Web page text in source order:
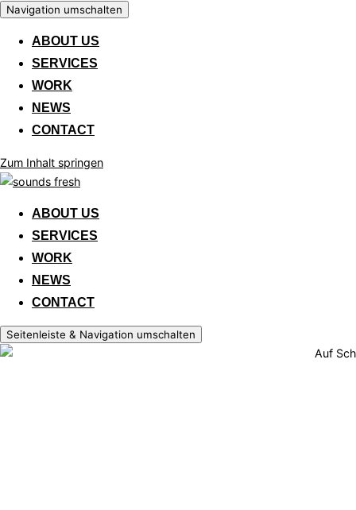
Navigation umschalten
ABOUT US
SERVICES
WORK
NEWS
CONTACT
Zum Inhalt springen
ABOUT US
SERVICES
WORK
NEWS
CONTACT
Seitenleiste & Navigation umschalten